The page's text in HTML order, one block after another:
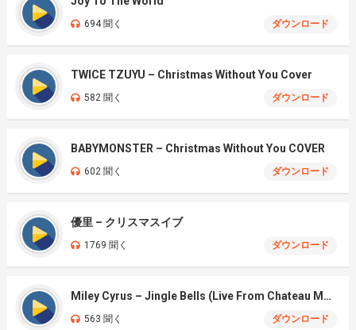
694 聞く ダウンロード
TWICE TZUYU – Christmas Without You Cover
582 聞く ダウンロード
BABYMONSTER – Christmas Without You COVER
602 聞く ダウンロード
優里 – クリスマスイブ
1769 聞く ダウンロード
Miley Cyrus – Jingle Bells (Live From Chateau Marmont)
563 聞く ダウンロード